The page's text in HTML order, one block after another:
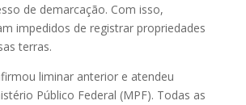
de demarcação. Com isso,
impedidos de registrar propriedades
terras.
liminar anterior e atendeu
Público Federal (MPF). Todas as